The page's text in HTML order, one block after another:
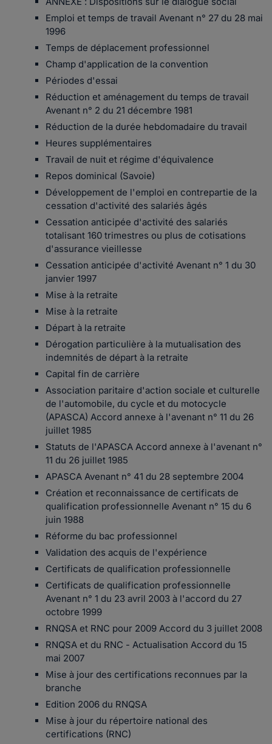
Emploi et temps de travail Avenant n° 27 du 28 mai
1996
Temps de déplacement professionnel
Champ d'application de la convention
Périodes d'essai
Réduction et aménagement du temps de travail
Avenant n° 2 du 21 décembre 1981
Réduction de la durée hebdomadaire du travail
Heures supplémentaires
Travail de nuit et régime d'équivalence
Repos dominical (Savoie)
Développement de l'emploi en contrepartie de la
cessation d'activité des salariés âgés
Cessation anticipée d'activité des salariés
totalisant 160 trimestres ou plus de cotisations
d'assurance vieillesse
Cessation anticipée d'activité Avenant n° 1 du 30
janvier 1997
Mise à la retraite
Mise à la retraite
Départ à la retraite
Dérogation particulière à la mutualisation des
indemnités de départ à la retraite
Capital fin de carrière
Association paritaire d'action sociale et culturelle
de l'automobile, du cycle et du motocycle
(APASCA) Accord annexe à l'avenant n° 11 du 26
juillet 1985
Statuts de l'APASCA Accord annexe à l'avenant n°
11 du 26 juillet 1985
APASCA Avenant n° 41 du 28 septembre 2004
Création et reconnaissance de certificats de
qualification professionnelle Avenant n° 15 du 6
juin 1988
Réforme du bac professionnel
Validation des acquis de l'expérience
Certificats de qualification professionnelle
Certificats de qualification professionnelle
Avenant n° 1 du 23 avril 2003 à l'accord du 27
octobre 1999
RNQSA et RNC pour 2009 Accord du 3 juillet 2008
RNQSA et du RNC - Actualisation Accord du 15
mai 2007
Mise à jour des certifications reconnues par la
branche
Edition 2006 du RNQSA
Mise à jour du répertoire national des
certifications (RNC)